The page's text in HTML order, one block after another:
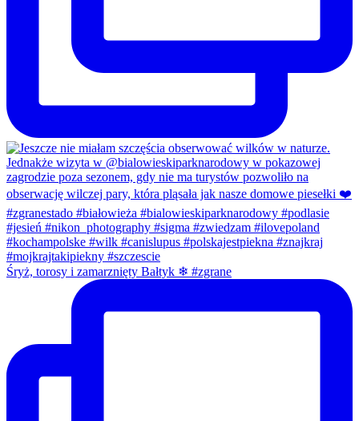
Śryż, torosy i zamarznięty Bałtyk ❄ #zgrane